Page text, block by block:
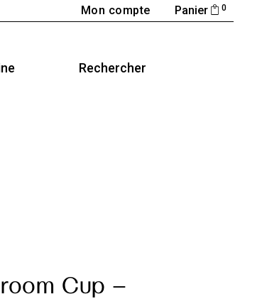
Mon compte Panier 0
Rechercher
Cup –